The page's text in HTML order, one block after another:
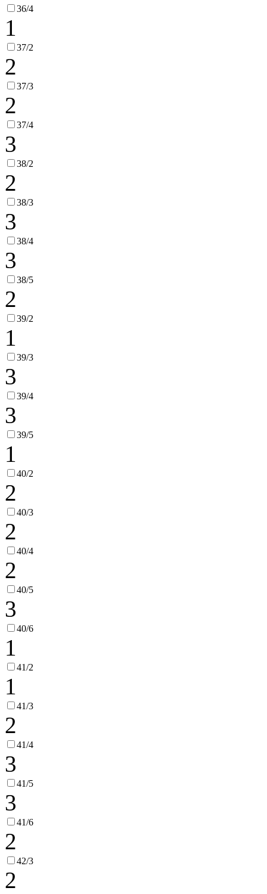
36/4
1
37/2
2
37/3
2
37/4
3
38/2
2
38/3
3
38/4
3
38/5
2
39/2
1
39/3
3
39/4
3
39/5
1
40/2
2
40/3
2
40/4
2
40/5
3
40/6
1
41/2
1
41/3
2
41/4
3
41/5
3
41/6
2
42/3
2